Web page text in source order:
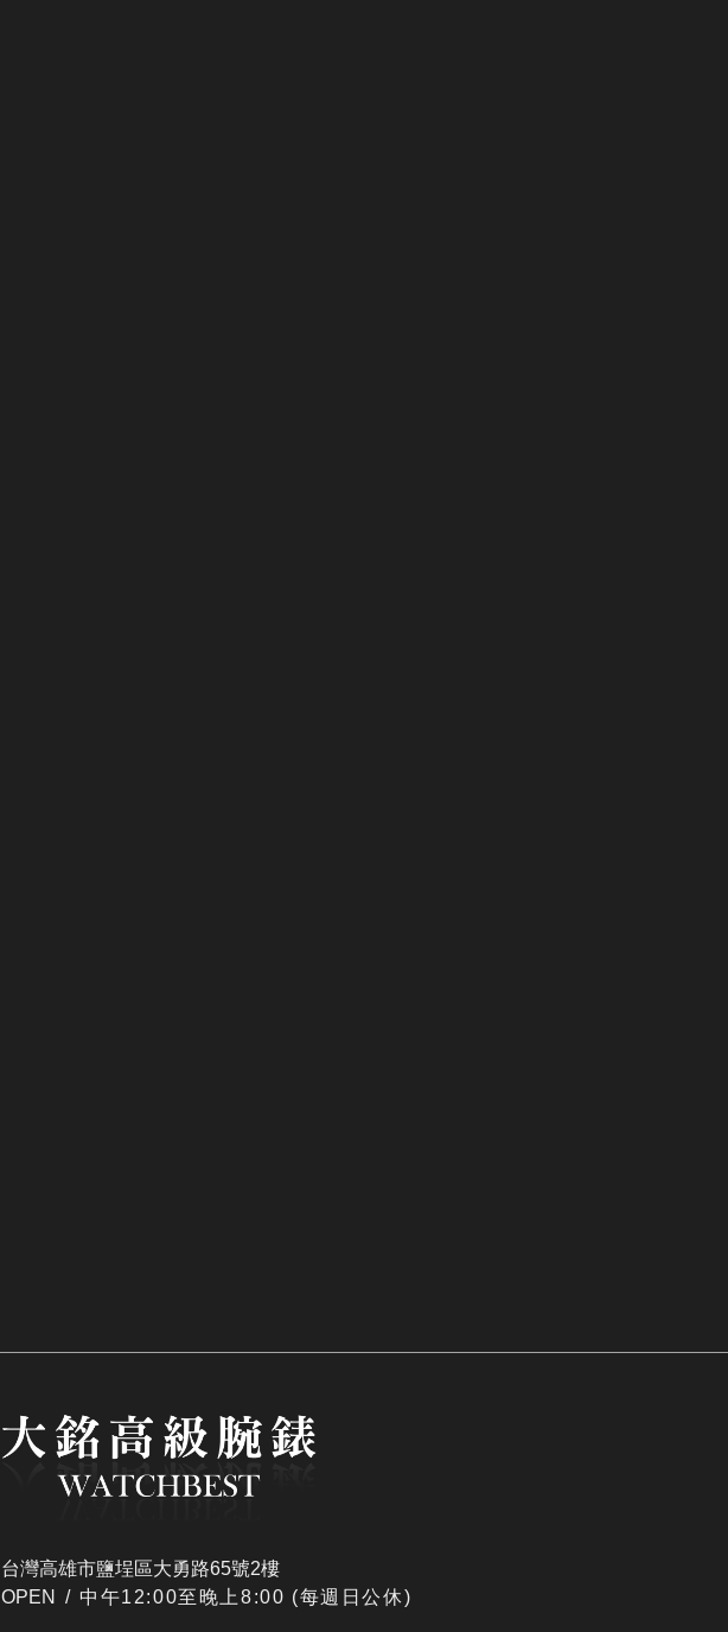
台灣高雄市鹽埕區大勇路65號2樓
OPEN / ​中午12:00至晚上8:00 (每週日公休)